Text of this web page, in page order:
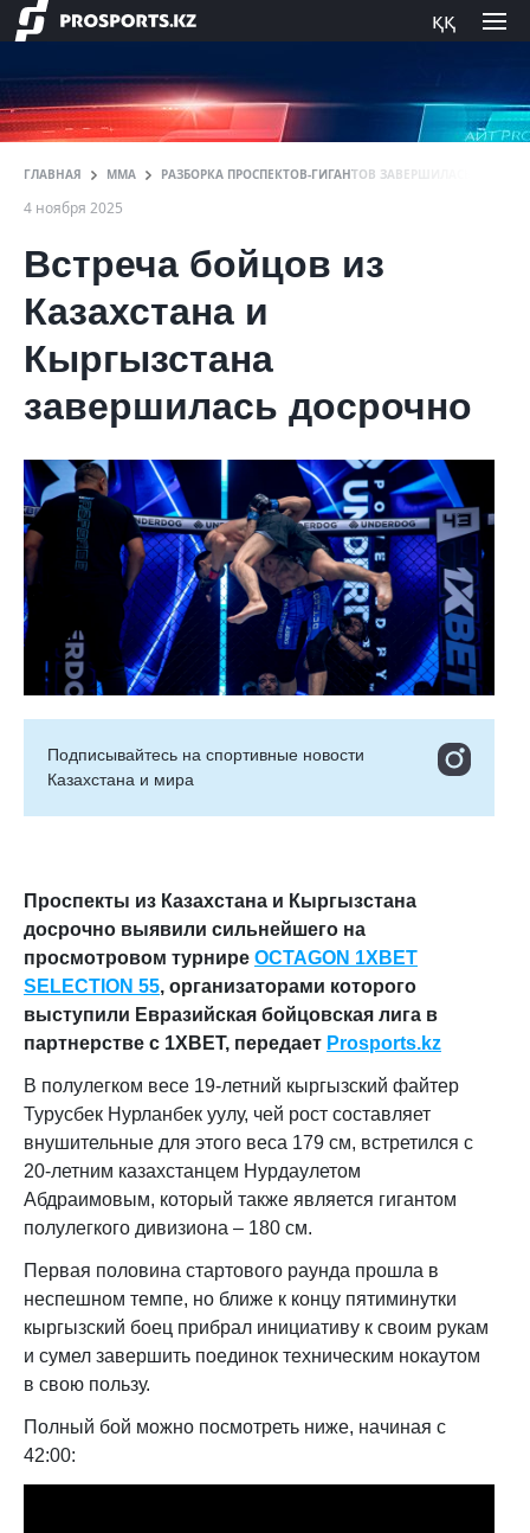
ққ
ГЛАВНАЯ ММА РАЗБОРКА ПРОСПЕКТОВ-ГИГАНТОВ ЗАВЕРШИЛАСЬ
4 ноября 2025
Встреча бойцов из
Казахстана и
Кыргызстана
завершилась досрочно
Подписывайтесь на cпортивные новости
Казахстана и мира
Проспекты из Казахстана и Кыргызстана
досрочно выявили сильнейшего на
просмотровом турнире OCTAGON 1XBET
SELECTION 55, организаторами которого
выступили Евразийская бойцовская лига в
партнерстве с 1XBET, передает Prosports.kz
В полулегком весе 19-летний кыргызский файтер
Турусбек Нурланбек уулу, чей рост составляет
внушительные для этого веса 179 см, встретился с
20-летним казахстанцем Нурдаулетом
Абдраимовым, который также является гигантом
полулегкого дивизиона – 180 см.
Первая половина стартового раунда прошла в
неспешном темпе, но ближе к концу пятиминутки
кыргызский боец прибрал инициативу к своим рукам
и сумел завершить поединок техническим нокаутом
в свою пользу.
Полный бой можно посмотреть ниже, начиная с
42:00: